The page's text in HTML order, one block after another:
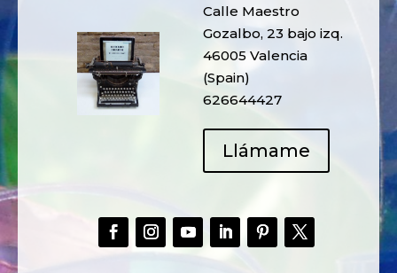
Calle Maestro
Gozalbo, 23 bajo izq.
46005 Valencia
(Spain)
626644427
Llámame